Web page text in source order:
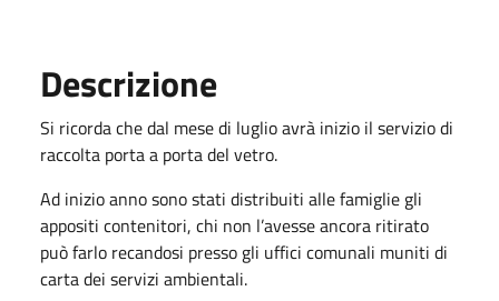
Descrizione
Si ricorda che dal mese di luglio avrà inizio il servizio di
raccolta porta a porta del vetro.
Ad inizio anno sono stati distribuiti alle famiglie gli
appositi contenitori, chi non l’avesse ancora ritirato
può farlo recandosi presso gli uffici comunali muniti di
carta dei servizi ambientali.